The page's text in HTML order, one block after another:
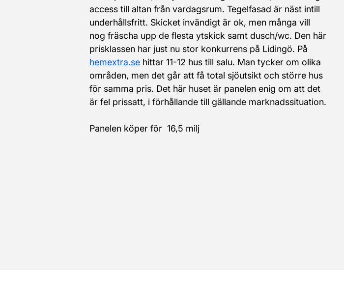
access till altan från vardagsrum. Tegelfasad är näst intill
underhållsfritt. Skicket invändigt är ok, men många vill
nog fräscha upp de flesta ytskick samt dusch/wc. Den här
prisklassen har just nu stor konkurrens på Lidingö. På
hemextra.se hittar 11-12 hus till salu. Man tycker om olika
områden, men det går att få total sjöutsikt och större hus
för samma pris. Det här huset är panelen enig om att det
är fel prissatt, i förhållande till gällande marknadssituation.
Panelen köper för  16,5 milj